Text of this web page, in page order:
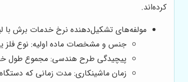
کرده‌اند.
مولفه‌های تشکیل‌دهنده نرخ خدمات برش با
جنس و مشخصات ماده اولیه: نوع فلز
پیچیدگی طرح هندسی: مجموع طول
زمان ماشینکاری: مدت زمانی که